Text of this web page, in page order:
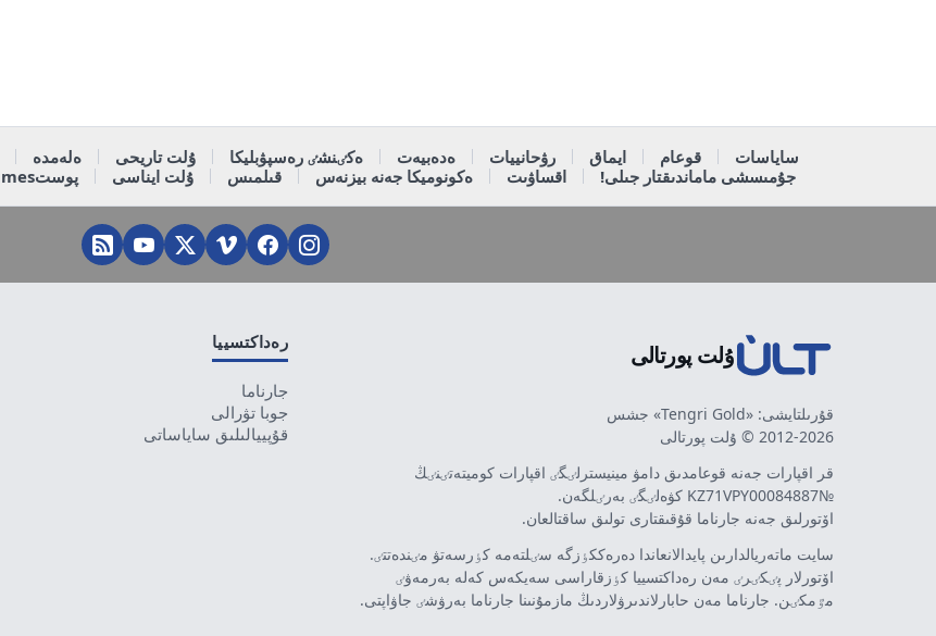
ساياسات قوعام ايماق رۋحانييات ەدەبيەت ەكٸنشٸ رەسپۋبليكا ۇلت تاريحى ەلەمدە
جۇمىسشى ماماندىقتار جىلى!
اقساۋىت ەكونوميكا جەنە بيزنەس قىلمىس ۇلت ايناسى پوستtimes
ۇلت پورتالى
قۇرىلتايشى: «Tengri Gold» جشس
2012-2026 © ۇلت پورتالى
قر اقپارات جەنە قوعامدىق دامۋ مينيسترلٸگٸ اقپارات كوميتەتٸنٸڭ
№KZ71VPY00084887 كۋەلٸگٸ بەرٸلگەن.
اۆتورلىق جەنە جارناما قۇقىقتارى تولىق ساقتالعان.
سايت ماتەريالدارىن پايدالانعاندا دەرەككٶزگە سٸلتەمە كٶرسەتۋ مٸندەتتٸ.
اۆتورلار پٸكٸرٸ مەن رەداكتسييا كٶزقاراسى سەيكەس كەلە بەرمەۋٸ
مٷمكٸن. جارناما مەن حابارلاندىرۋلاردىڭ مازمۇنىنا جارناما بەرۋشٸ جاۋاپتى.
رەداكتسييا
جارناما
جوبا تۋرالى
قۇپييالىلىق ساياساتى